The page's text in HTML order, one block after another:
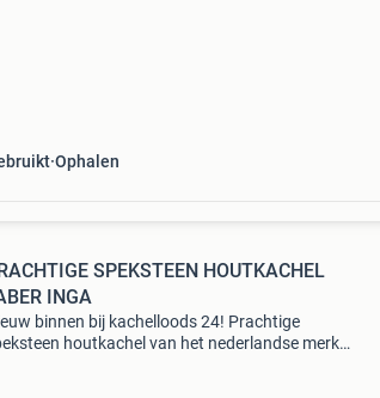
Ophalen
SPEKSTEEN HOUTKACHEL
INGA
binnen bij kachelloods 24! Prachtige
houtkachel van het nederlandse merk